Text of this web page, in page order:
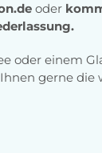
oder
oder einem
gerne die